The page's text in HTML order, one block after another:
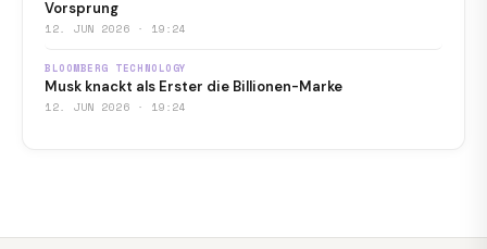
Vorsprung
12. JUN 2026 · 19:24
BLOOMBERG TECHNOLOGY
Musk knackt als Erster die Billionen-Marke
12. JUN 2026 · 19:24